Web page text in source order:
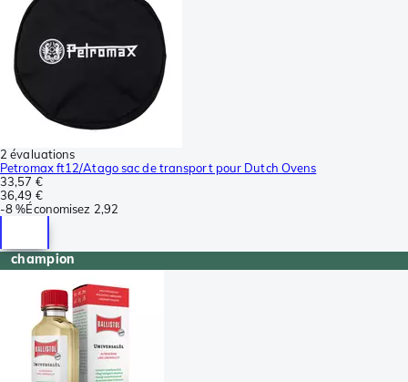
2 évaluations
Petromax ft12/Atago sac de transport pour Dutch Ovens
33,57 €
36,49 €
-8 %Économisez 2,92
champion